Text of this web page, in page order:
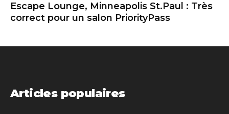
Escape Lounge, Minneapolis St.Paul : Très
correct pour un salon PriorityPass
Articles populaires